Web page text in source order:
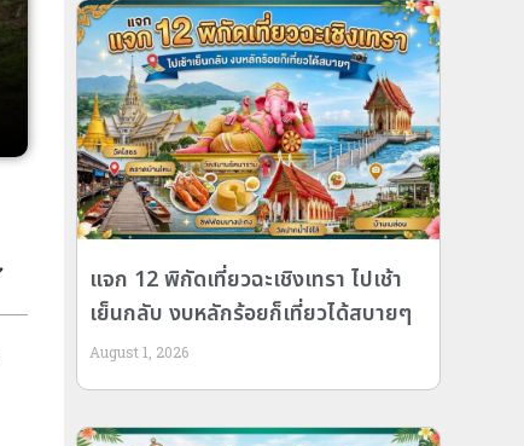
แจก 12 พิกัดเที่ยวฉะเชิงเทรา ไปเช้า
เย็นกลับ งบหลักร้อยก็เที่ยวได้สบายๆ
August 1, 2026